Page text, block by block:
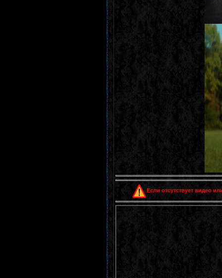
Если отсутствует видео